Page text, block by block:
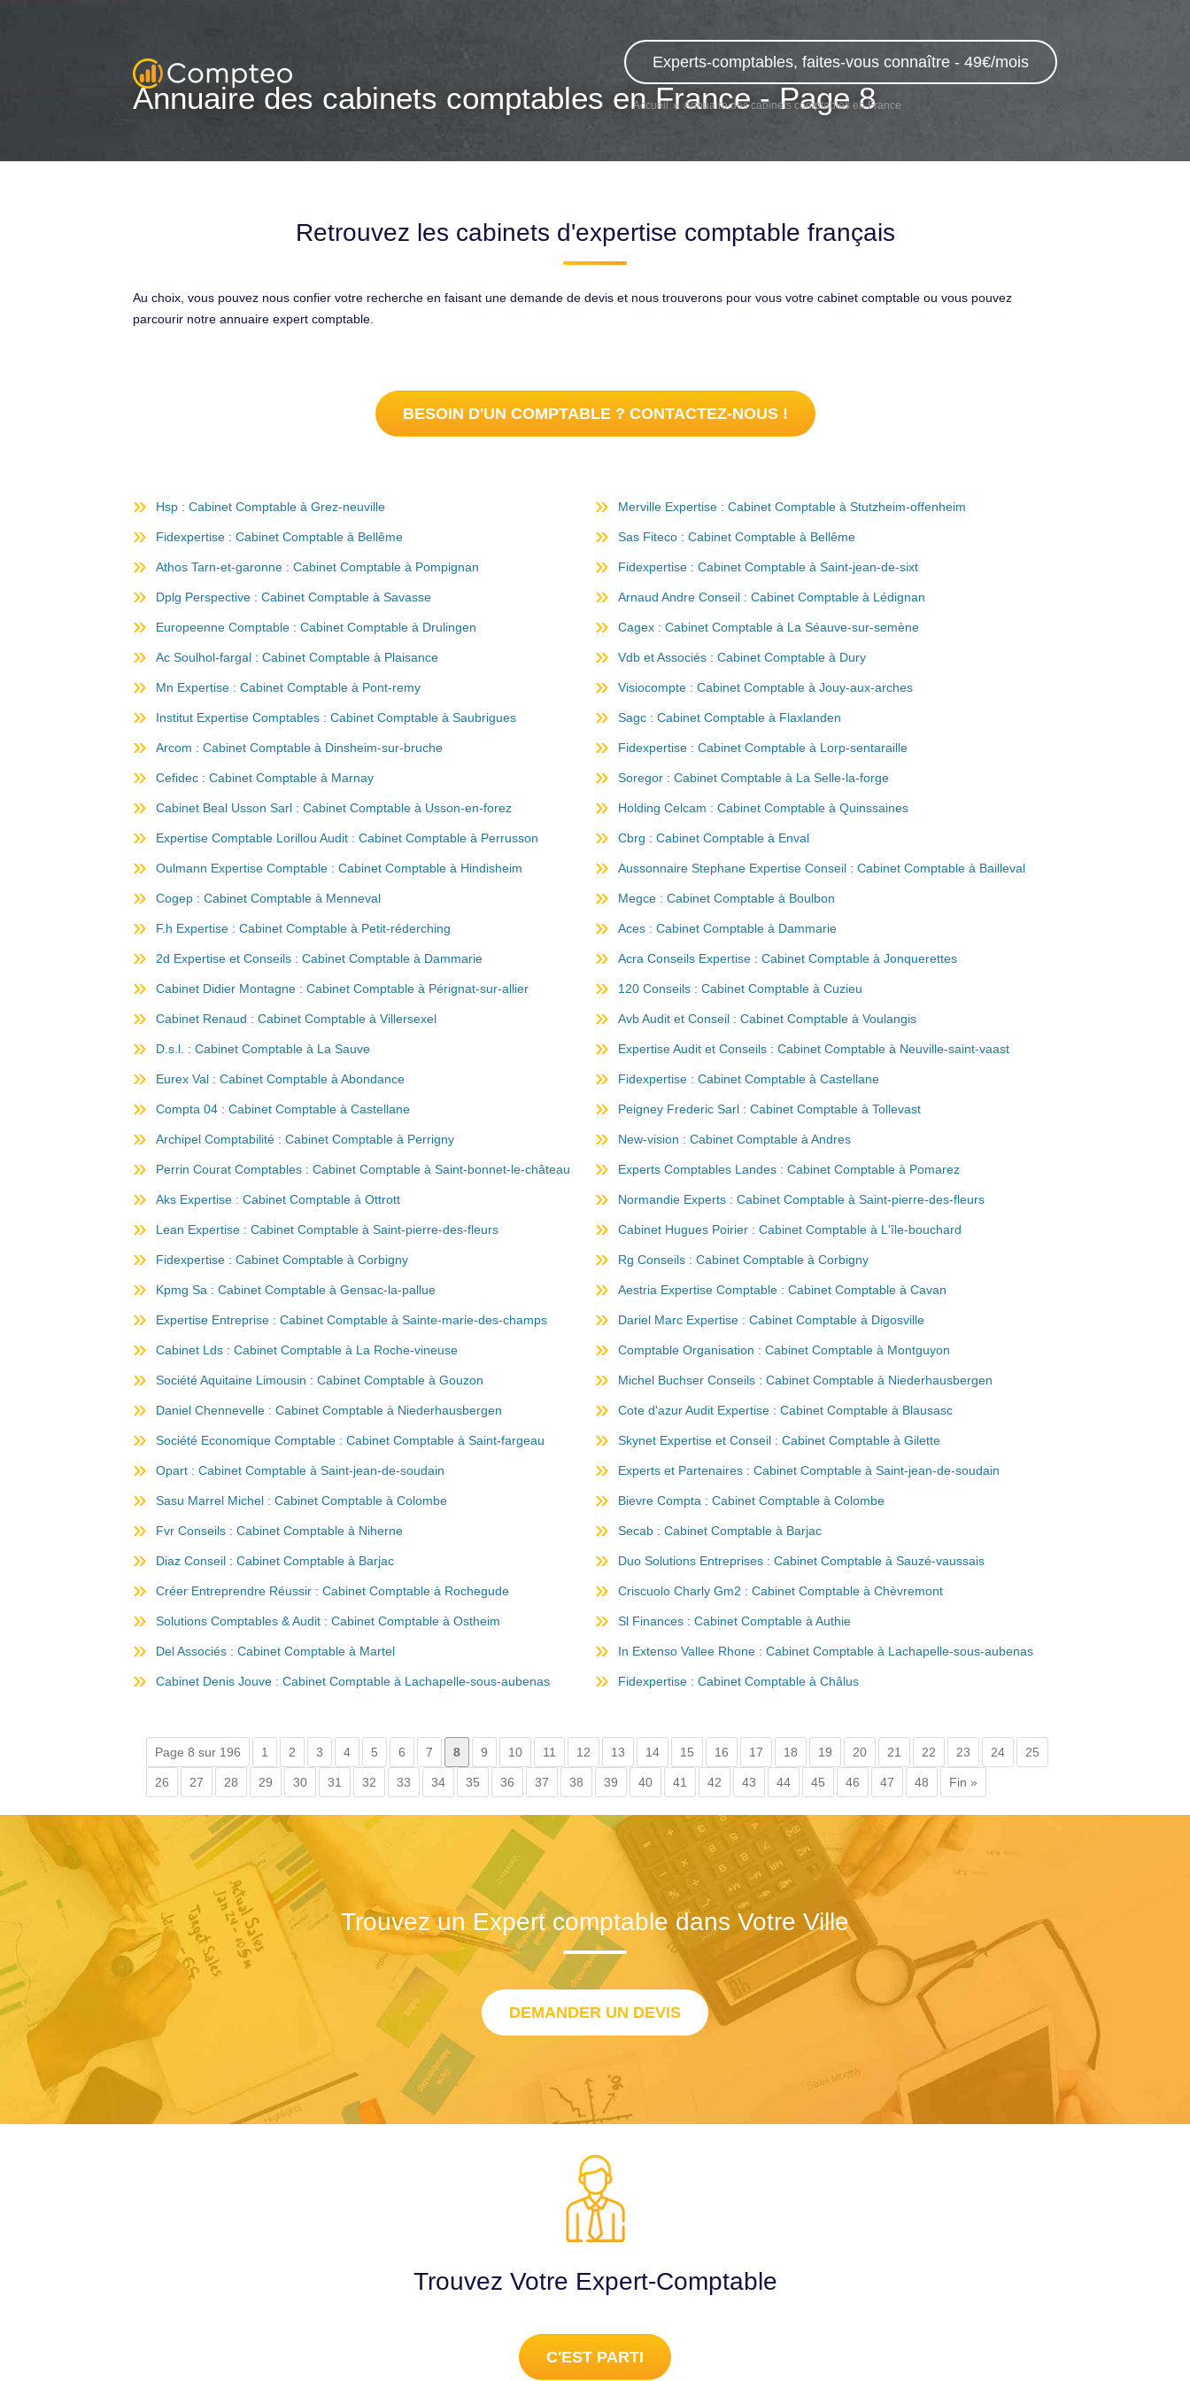
Experts-comptables, faites-vous connaître - 49€/mois
Accueil Annuaire des cabinets comptables en France
Annuaire des cabinets comptables en France - Page 8
Retrouvez les cabinets d'expertise comptable français
Au choix, vous pouvez nous confier votre recherche en faisant une demande de devis et nous trouverons pour vous votre cabinet comptable ou vous pouvez
parcourir notre annuaire expert comptable.
BESOIN D'UN COMPTABLE ? CONTACTEZ-NOUS !
Hsp : Cabinet Comptable à Grez-neuville Merville Expertise : Cabinet Comptable à Stutzheim-offenheim
Fidexpertise : Cabinet Comptable à Bellême Sas Fiteco : Cabinet Comptable à Bellême
Athos Tarn-et-garonne : Cabinet Comptable à Pompignan Fidexpertise : Cabinet Comptable à Saint-jean-de-sixt
Dplg Perspective : Cabinet Comptable à Savasse Arnaud Andre Conseil : Cabinet Comptable à Lédignan
Europeenne Comptable : Cabinet Comptable à Drulingen Cagex : Cabinet Comptable à La Séauve-sur-semène
Ac Soulhol-fargal : Cabinet Comptable à Plaisance Vdb et Associés : Cabinet Comptable à Dury
Mn Expertise : Cabinet Comptable à Pont-remy Visiocompte : Cabinet Comptable à Jouy-aux-arches
Institut Expertise Comptables : Cabinet Comptable à Saubrigues Sagc : Cabinet Comptable à Flaxlanden
Arcom : Cabinet Comptable à Dinsheim-sur-bruche Fidexpertise : Cabinet Comptable à Lorp-sentaraille
Cefidec : Cabinet Comptable à Marnay Soregor : Cabinet Comptable à La Selle-la-forge
Cabinet Beal Usson Sarl : Cabinet Comptable à Usson-en-forez Holding Celcam : Cabinet Comptable à Quinssaines
Expertise Comptable Lorillou Audit : Cabinet Comptable à Perrusson Cbrg : Cabinet Comptable à Enval
Oulmann Expertise Comptable : Cabinet Comptable à Hindisheim Aussonnaire Stephane Expertise Conseil : Cabinet Comptable à Bailleval
Cogep : Cabinet Comptable à Menneval Megce : Cabinet Comptable à Boulbon
F.h Expertise : Cabinet Comptable à Petit-réderching Aces : Cabinet Comptable à Dammarie
2d Expertise et Conseils : Cabinet Comptable à Dammarie Acra Conseils Expertise : Cabinet Comptable à Jonquerettes
Cabinet Didier Montagne : Cabinet Comptable à Pérignat-sur-allier 120 Conseils : Cabinet Comptable à Cuzieu
Cabinet Renaud : Cabinet Comptable à Villersexel Avb Audit et Conseil : Cabinet Comptable à Voulangis
D.s.l. : Cabinet Comptable à La Sauve Expertise Audit et Conseils : Cabinet Comptable à Neuville-saint-vaast
Eurex Val : Cabinet Comptable à Abondance Fidexpertise : Cabinet Comptable à Castellane
Compta 04 : Cabinet Comptable à Castellane Peigney Frederic Sarl : Cabinet Comptable à Tollevast
Archipel Comptabilité : Cabinet Comptable à Perrigny New-vision : Cabinet Comptable à Andres
Perrin Courat Comptables : Cabinet Comptable à Saint-bonnet-le-château Experts Comptables Landes : Cabinet Comptable à Pomarez
Aks Expertise : Cabinet Comptable à Ottrott Normandie Experts : Cabinet Comptable à Saint-pierre-des-fleurs
Lean Expertise : Cabinet Comptable à Saint-pierre-des-fleurs Cabinet Hugues Poirier : Cabinet Comptable à L'île-bouchard
Fidexpertise : Cabinet Comptable à Corbigny Rg Conseils : Cabinet Comptable à Corbigny
Kpmg Sa : Cabinet Comptable à Gensac-la-pallue Aestria Expertise Comptable : Cabinet Comptable à Cavan
Expertise Entreprise : Cabinet Comptable à Sainte-marie-des-champs Dariel Marc Expertise : Cabinet Comptable à Digosville
Cabinet Lds : Cabinet Comptable à La Roche-vineuse Comptable Organisation : Cabinet Comptable à Montguyon
Société Aquitaine Limousin : Cabinet Comptable à Gouzon Michel Buchser Conseils : Cabinet Comptable à Niederhausbergen
Daniel Chennevelle : Cabinet Comptable à Niederhausbergen Cote d'azur Audit Expertise : Cabinet Comptable à Blausasc
Société Economique Comptable : Cabinet Comptable à Saint-fargeau Skynet Expertise et Conseil : Cabinet Comptable à Gilette
Opart : Cabinet Comptable à Saint-jean-de-soudain Experts et Partenaires : Cabinet Comptable à Saint-jean-de-soudain
Sasu Marrel Michel : Cabinet Comptable à Colombe Bievre Compta : Cabinet Comptable à Colombe
Fvr Conseils : Cabinet Comptable à Niherne Secab : Cabinet Comptable à Barjac
Diaz Conseil : Cabinet Comptable à Barjac Duo Solutions Entreprises : Cabinet Comptable à Sauzé-vaussais
Créer Entreprendre Réussir : Cabinet Comptable à Rochegude Criscuolo Charly Gm2 : Cabinet Comptable à Chèvremont
Solutions Comptables & Audit : Cabinet Comptable à Ostheim Sl Finances : Cabinet Comptable à Authie
Del Associés : Cabinet Comptable à Martel In Extenso Vallee Rhone : Cabinet Comptable à Lachapelle-sous-aubenas
Cabinet Denis Jouve : Cabinet Comptable à Lachapelle-sous-aubenas Fidexpertise : Cabinet Comptable à Châlus
Page 8 sur 196 1 2 3 4 5 6 7 8 9 10 11 12 13 14 15 16 17 18 19 20 21 22 23 24 25
26 27 28 29 30 31 32 33 34 35 36 37 38 39 40 41 42 43 44 45 46 47 48 Fin »
Trouvez un Expert comptable dans Votre Ville
DEMANDER UN DEVIS
Trouvez Votre Expert-Comptable
C'EST PARTI